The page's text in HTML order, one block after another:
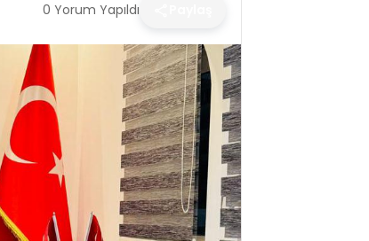
0 Yorum Yapıldı